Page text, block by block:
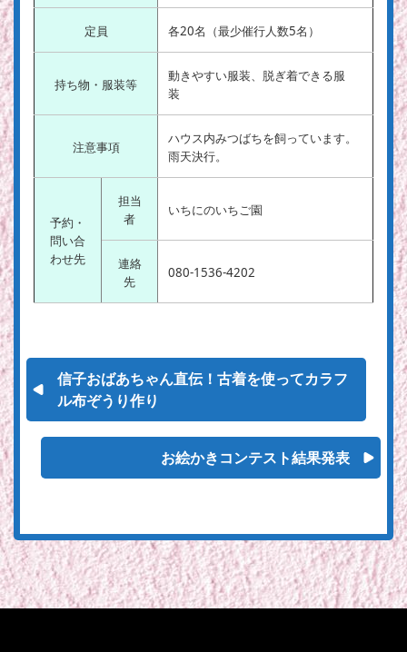
定員 各20名（最少催行人数5名）
持ち物・服装等
動きやすい服装、脱ぎ着できる服
装
注意事項
ハウス内みつばちを飼っています。
雨天決行。
予約・
問い合
わせ先
担当
者
いちにのいちご園
連絡
先
080-1536-4202
信子おばあちゃん直伝！古着を使ってカラフ
ル布ぞうり作り
お絵かきコンテスト結果発表